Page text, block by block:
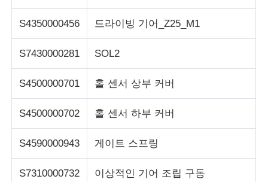
S4350000456 드라이빙 기어_Z25_M1
S7430000281 SOL2
S4500000701 홀 센서 상부 커버
S4500000702 홀 센서 하부 커버
S4590000943 게이트 스프링
S7310000732 이상적인 기어 조립 구동